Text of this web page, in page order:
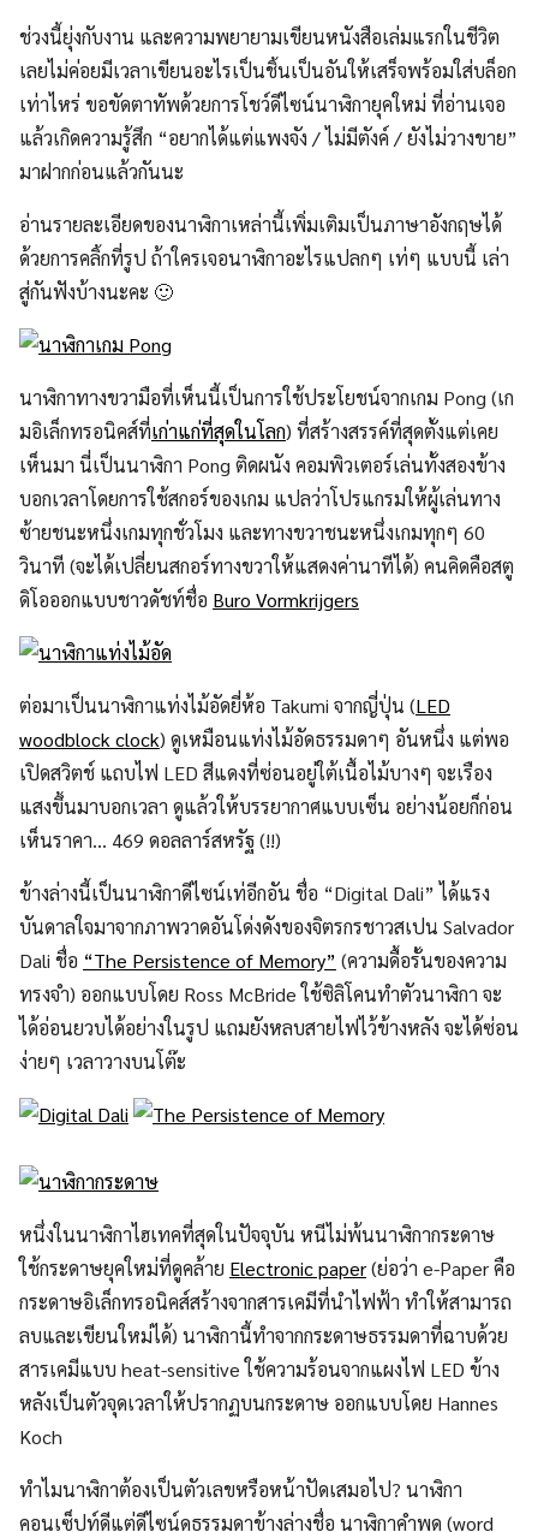
ช่วงนี้ยุ่งกับงาน และความพยายามเขียนหนังสือเล่มแรกในชีวิต
เลยไม่ค่อยมีเวลาเขียนอะไรเป็นชิ้นเป็นอันให้เสร็จพร้อมใส่บล็อก
เท่าไหร่ ขอขัดตาทัพด้วยการโชว์ดีไซน์นาฬิกายุคใหม่ ที่อ่านเจอ
แล้วเกิดความรู้สึก “อยากได้แต่แพงจัง / ไม่มีตังค์ / ยังไม่วางขาย”
มาฝากก่อนแล้วกันนะ
อ่านรายละเอียดของนาฬิกาเหล่านี้เพิ่มเติมเป็นภาษาอังกฤษได้
ด้วยการคลิ้กที่รูป ถ้าใครเจอนาฬิกาอะไรแปลกๆ เท่ๆ แบบนี้ เล่า
สู่กันฟังบ้างนะคะ 🙂
นาฬิกาทางขวามือที่เห็นนี้เป็นการใช้ประโยชน์จากเกม Pong (เก
มอิเล็กทรอนิคส์ที่เก่าแก่ที่สุดในโลก) ที่สร้างสรรค์ที่สุดตั้งแต่เคย
เห็นมา นี่เป็นนาฬิกา Pong ติดผนัง คอมพิวเตอร์เล่นทั้งสองข้าง
บอกเวลาโดยการใช้สกอร์ของเกม แปลว่าโปรแกรมให้ผู้เล่นทาง
ซ้ายชนะหนึ่งเกมทุกชั่วโมง และทางขวาชนะหนึ่งเกมทุกๆ 60
วินาที (จะได้เปลี่ยนสกอร์ทางขวาให้แสดงค่านาทีได้) คนคิดคือสตู
ดิโอออกแบบชาวดัชท์ชื่อ Buro Vormkrijgers
ต่อมาเป็นนาฬิกาแท่งไม้อัดยี่ห้อ Takumi จากญี่ปุ่น (LED
woodblock clock) ดูเหมือนแท่งไม้อัดธรรมดาๆ อันหนึ่ง แต่พอ
เปิดสวิตช์ แถบไฟ LED สีแดงที่ซ่อนอยู่ใต้เนื้อไม้บางๆ จะเรือง
แสงขึ้นมาบอกเวลา ดูแล้วให้บรรยากาศแบบเซ็น อย่างน้อยก็ก่อน
เห็นราคา… 469 ดอลลาร์สหรัฐ (!!)
ข้างล่างนี้เป็นนาฬิกาดีไซน์เท่อีกอัน ชื่อ “Digital Dali” ได้แรง
บันดาลใจมาจากภาพวาดอันโด่งดังของจิตรกรชาวสเปน Salvador
Dali ชื่อ “The Persistence of Memory” (ความดื้อรั้นของความ
ทรงจำ) ออกแบบโดย Ross McBride ใช้ซิลิโคนทำตัวนาฬิกา จะ
ได้อ่อนยวบได้อย่างในรูป แถมยังหลบสายไฟไว้ข้างหลัง จะได้ซ่อน
ง่ายๆ เวลาวางบนโต๊ะ
หนึ่งในนาฬิกาไฮเทคที่สุดในปัจจุบัน หนีไม่พ้นนาฬิกากระดาษ
ใช้กระดาษยุคใหม่ที่ดูคล้าย Electronic paper(ย่อว่า e-Paper คือ
กระดาษอิเล็กทรอนิคส์สร้างจากสารเคมีที่นำไฟฟ้า ทำให้สามารถ
ลบและเขียนใหม่ได้) นาฬิกานี้ทำจากกระดาษธรรมดาที่ฉาบด้วย
สารเคมีแบบ heat-sensitive ใช้ความร้อนจากแผงไฟ LED ข้าง
หลังเป็นตัวจุดเวลาให้ปรากฏบนกระดาษ ออกแบบโดย Hannes
Koch
ทำไมนาฬิกาต้องเป็นตัวเลขหรือหน้าปัดเสมอไป? นาฬิกา
คอนเซ็ปท์ดีแต่ดีไซน์ดูธรรมดาข้างล่างชื่อ นาฬิกาคำพูด (word